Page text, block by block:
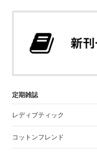
定期雑誌
レディブティック
コットンフレンド